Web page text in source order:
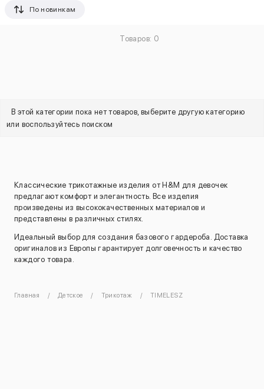
По новинкам
Товаров: 0
В этой категории пока нет товаров, выберите другую категорию
или воспользуйтесь поиском
Классические трикотажные изделия от H&M для девочек
предлагают комфорт и элегантность. Все изделия
произведены из высококачественных материалов и
представлены в различных стилях.
Идеальный выбор для создания базового гардероба. Доставка
оригиналов из Европы гарантирует долговечность и качество
каждого товара.
Главная Детское Трикотаж TIMELESZ